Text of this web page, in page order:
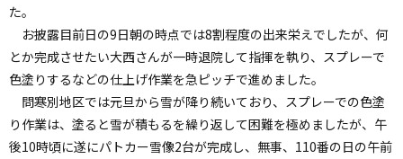
た。
お披露目前日の9日朝の時点では8割程度の出来栄えでしたが、何
とか完成させたい大西さんが一時退院して指揮を執り、スプレーで
色塗りするなどの仕上げ作業を急ピッチで進めました。
問寒別地区では元旦から雪が降り続いており、スプレーでの色塗
り作業は、塗ると雪が積もるを繰り返して困難を極めましたが、午
後10時頃に遂にパトカー雪像2台が完成し、無事、110番の日の午前